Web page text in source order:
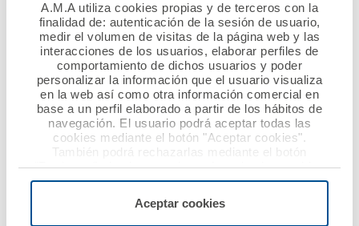
A.M.A utiliza cookies propias y de terceros con la
finalidad de: autenticación de la sesión de usuario,
medir el volumen de visitas de la página web y las
interacciones de los usuarios, elaborar perfiles de
comportamiento de dichos usuarios y poder
personalizar la información que el usuario visualiza
en la web así como otra información comercial en
base a un perfil elaborado a partir de los hábitos de
navegación. El usuario podrá aceptar todas las
cookies mediante el botón "Aceptar cookies".
También podrá rechazarlas mediante el botón
"Rechazar", donde se rechazarán todas las cookies
menos las necesarias para permitir el acceso a los
configurarlas usando el botón “Personalizar".
Aceptar cookies
Ver noticia